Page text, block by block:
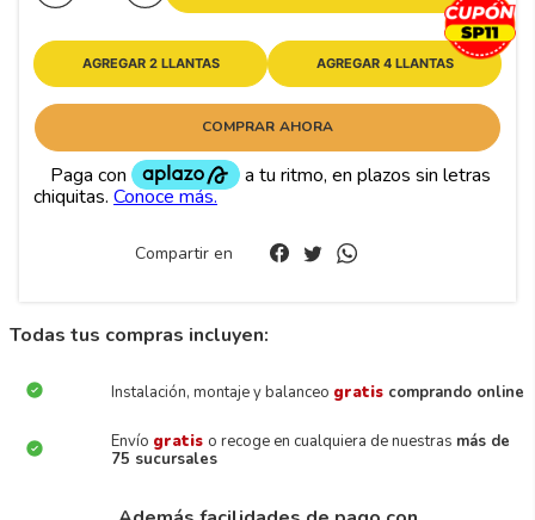
AGREGAR 2 LLANTAS AGREGAR 4 LLANTAS
COMPRAR AHORA
Compartir en
Todas tus compras incluyen:
Instalación, montaje y balanceo gratis comprando online
Envío gratis o recoge en cualquiera de nuestras más de
75 sucursales